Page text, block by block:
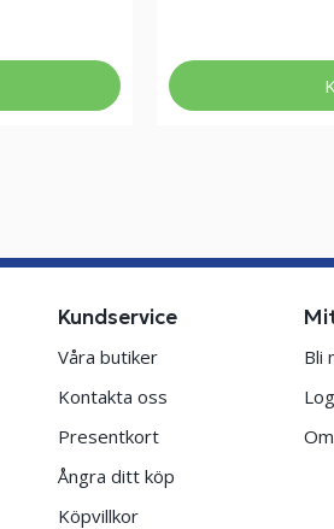
Kundservice
Våra butiker
Kontakta oss
Presentkort
Ångra ditt köp
Köpvillkor
Bli